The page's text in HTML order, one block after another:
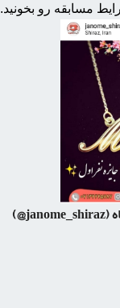
مسابقه رو بخونید.
(janome_shiraz@)